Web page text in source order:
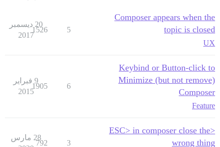
Composer appears when the
topic is closed
UX
5
1526
20 ديسمبر
2017
Keybind or Button-click to
Minimize (but not remove)
Composer
Feature
6
1905
9 فبراير
2015
<ESC> in composer close the
wrong thing
3
792
28 مارس